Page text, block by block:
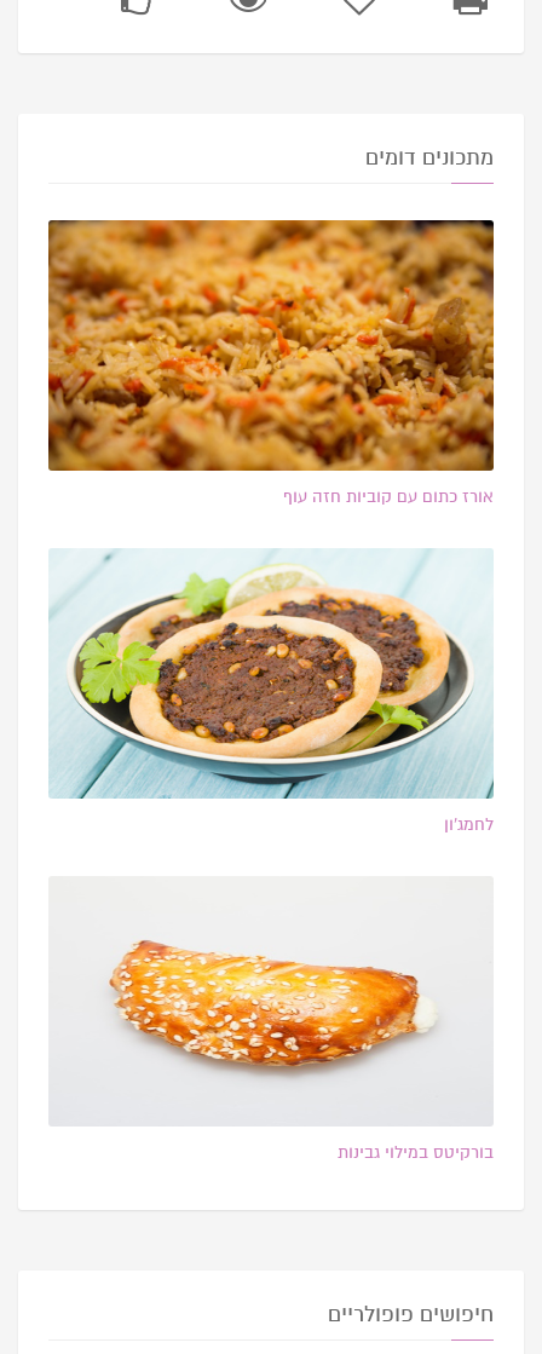
מתכונים דומים
אורז כתום עם קוביות חזה עוף
לחמג’ון
בורקיטס במילוי גבינות
חיפושים פופולריים